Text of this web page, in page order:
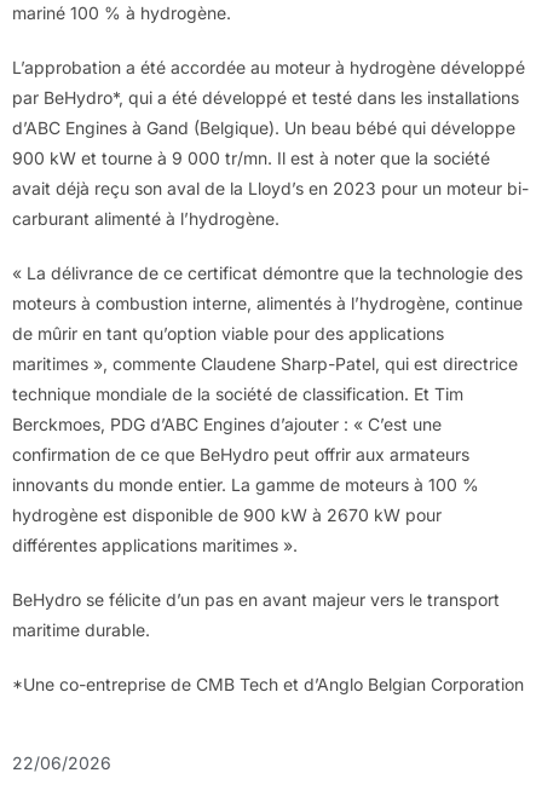
mariné 100 % à hydrogène.
L’approbation a été accordée au moteur à hydrogène développé
par BeHydro*, qui a été développé et testé dans les installations
d’ABC Engines à Gand (Belgique). Un beau bébé qui développe
900 kW et tourne à 9 000 tr/mn. Il est à noter que la société
avait déjà reçu son aval de la Lloyd’s en 2023 pour un moteur bi-
carburant alimenté à l’hydrogène.
« La délivrance de ce certificat démontre que la technologie des
moteurs à combustion interne, alimentés à l’hydrogène, continue
de mûrir en tant qu’option viable pour des applications
maritimes », commente Claudene Sharp-Patel, qui est directrice
technique mondiale de la société de classification. Et Tim
Berckmoes, PDG d’ABC Engines d’ajouter : « C’est une
confirmation de ce que BeHydro peut offrir aux armateurs
innovants du monde entier. La gamme de moteurs à 100 %
hydrogène est disponible de 900 kW à 2670 kW pour
différentes applications maritimes ».
BeHydro se félicite d’un pas en avant majeur vers le transport
maritime durable.
*Une co-entreprise de CMB Tech et d’Anglo Belgian Corporation
22/06/2026